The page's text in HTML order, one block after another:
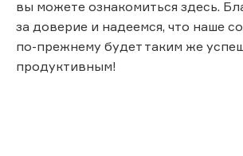
вы можете ознакомиться здесь.
за доверие и надеемся, что наше
по-прежнему будет таким же
продуктивным!